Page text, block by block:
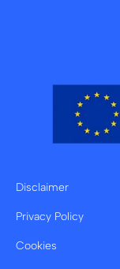
Disclaimer
Privacy Policy
Cookies